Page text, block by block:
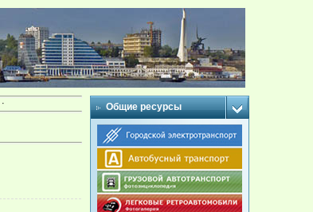
· Общие ресурсы